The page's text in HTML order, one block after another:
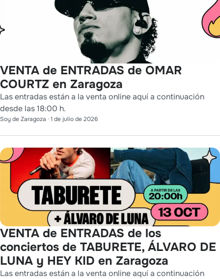
VENTA de ENTRADAS de OMAR
COURTZ en Zaragoza
Las entradas están a la venta online aquí a continuación
desde las 18:00 h.
Soy de Zaragoza · 1 de julio de 2026
VENTA de ENTRADAS de los
conciertos de TABURETE, ÁLVARO DE
LUNA y HEY KID en Zaragoza
Las entradas están a la venta online aquí a continuación